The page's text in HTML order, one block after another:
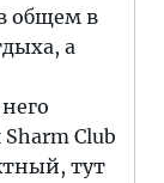
общем в
а
Club
тут